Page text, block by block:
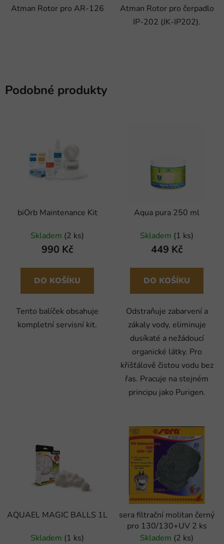
Atman Rotor pro AR-126
Atman Rotor pro čerpadlo
IP-202 (JK-IP202).
Podobné produkty
biOrb Maintenance Kit
Skladem (2 ks)
990 Kč
DO KOŠÍKU
Tento balíček obsahuje
kompletní servisní kit.
Aqua pura 250 ml
Skladem (1 ks)
449 Kč
DO KOŠÍKU
Odstraňuje zabarvení a
zákaly vody, eliminuje
dusíkaté a nežádoucí
organické látky. Pro
křišťálově čistou vodu bez
řas. Pracuje na stejném
principu jako Purigen.
AQUAEL MAGIC BALLS 1L
Skladem (1 ks)
sera filtrační molitan černý
pro 130/130+UV 2 ks
Skladem (2 ks)